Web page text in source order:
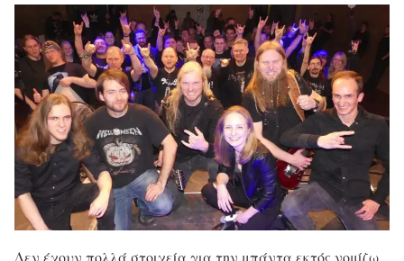
Δεν έχουν πολλά στοιχεία για την μπάντα εκτός νομίζω